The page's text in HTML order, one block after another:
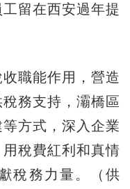
留在西安過年提
職能作用，營造
務支持，灞橋區
方式，深入企業
稅費紅利和真情
稅務力量。（供